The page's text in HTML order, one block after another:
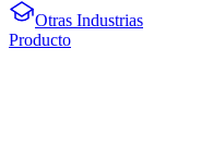
Otras Industrias
Producto